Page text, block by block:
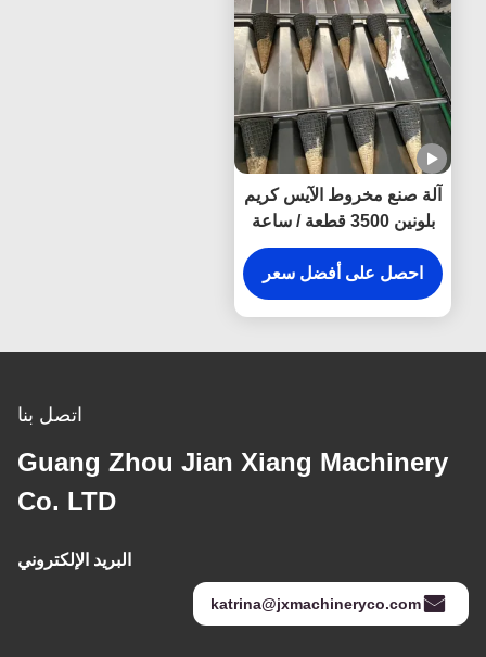
آلة صنع مخروط الآيس كريم
بلونين 3500 قطعة / ساعة
احصل على أفضل سعر
اتصل بنا
Guang Zhou Jian Xiang Machinery
Co. LTD
البريد الإلكتروني
katrina@jxmachineryco.com